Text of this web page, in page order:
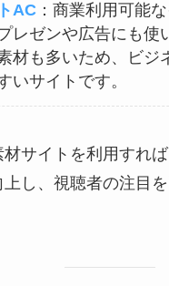
AC：商業利用可能
レゼンや広告にも使
材も多いため、ビジ
いサイトです。
材サイトを利用すれ
し、視聴者の注目